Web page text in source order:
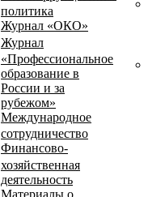
политика
Журнал «ОКО»
Журнал
«Профессиональное
образование в
России и за
рубежом»
Международное
сотрудничество
Финансово-
хозяйственная
деятельность
Материалы о